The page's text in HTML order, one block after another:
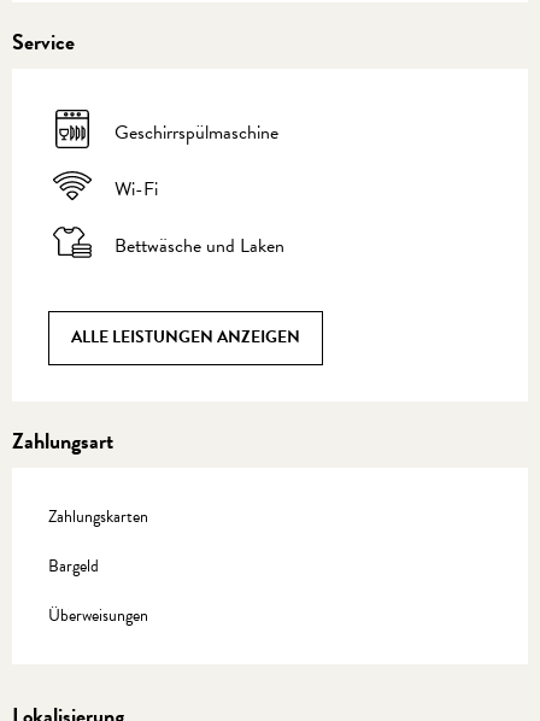
Service
Geschirrspülmaschine
Wi-Fi
Bettwäsche und Laken
ALLE LEISTUNGEN ANZEIGEN
Zahlungsart
Zahlungskarten
Bargeld
Überweisungen